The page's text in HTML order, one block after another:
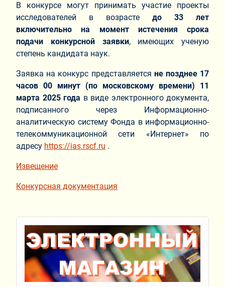
В конкурсе могут принимать участие проекты
исследователей в возрасте до 33 лет
включительно на момент истечения срока
подачи конкурсной заявки, имеющих ученую
степень кандидата наук.
Заявка на конкурс представляется не позднее 17
часов 00 минут (по московскому времени) 11
марта 2025 года в виде электронного документа,
подписанного через Информационно-
аналитическую систему Фонда в информационно-
телекоммуникационной сети «Интернет» по
адресу https://ias.rscf.ru .
Извещение
Конкурсная документация